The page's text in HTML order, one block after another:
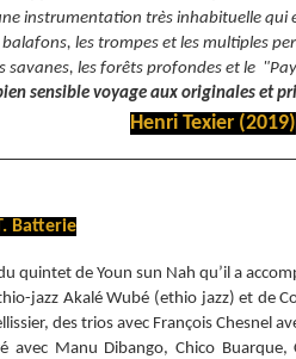
instrumentation très inhabituelle qui
balafons, les trompes et les multiples
savanes, les forêts profondes et le
sensible voyage aux originales et
Henri Texier (2019)
Batterie
quintet de Youn sun Nah qu’il a
jazz Akalé Wubé (ethio jazz) et de
des trios avec François Chesnel
avec Manu Dibango, Chico Buarque,